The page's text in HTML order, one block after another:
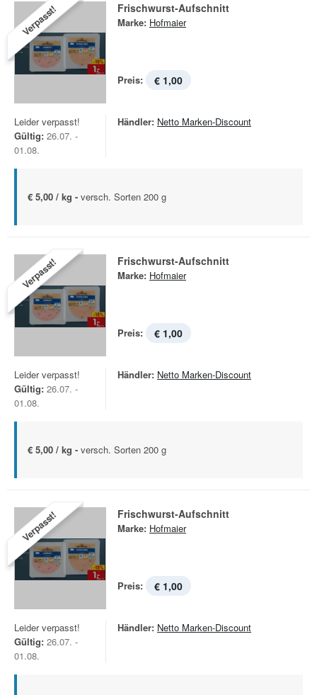
Verpasst! Frischwurst-Aufschnitt
Marke: Hofmaier
Preis: € 1,00
Leider verpasst!
Gültig: 26.07. -
01.08.
Händler: Netto Marken-Discount
€ 5,00 / kg - versch. Sorten 200 g
Verpasst! Frischwurst-Aufschnitt
Marke: Hofmaier
Preis: € 1,00
Leider verpasst!
Gültig: 26.07. -
01.08.
Händler: Netto Marken-Discount
€ 5,00 / kg - versch. Sorten 200 g
Verpasst! Frischwurst-Aufschnitt
Marke: Hofmaier
Preis: € 1,00
Leider verpasst!
Gültig: 26.07. -
01.08.
Händler: Netto Marken-Discount